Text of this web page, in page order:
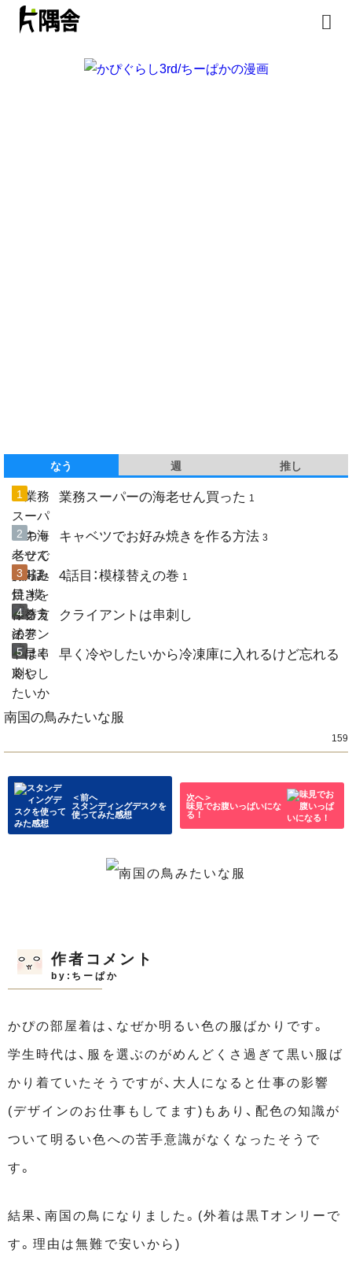
なう 週 推し
業務スーパーの海老せん買った 1
キャベツでお好み焼きを作る方法 3
4話目：模様替えの巻 1
クライアントは串刺し
早く冷やしたいから冷凍庫に入れるけど忘れる
南国の鳥みたいな服
159
＜前へ
スタンディングデスクを
使ってみた感想
次へ＞
味見でお腹いっぱいにな
る！
作者コメント
by:ちーぱか
かぴの部屋着は、なぜか明るい色の服ばかりです。
学生時代は、服を選ぶのがめんどくさ過ぎて黒い服ば
かり着ていたそうですが、大人になると仕事の影響
(デザインのお仕事もしてます)もあり、配色の知識が
ついて明るい色への苦手意識がなくなったそうで
す。
結果、南国の鳥になりました。(外着は黒Tオンリーで
す。理由は無難で安いから)
トップページ